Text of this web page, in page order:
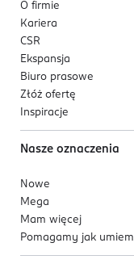
O firmie
Kariera
CSR
Ekspansja
Biuro prasowe
Złóż ofertę
Inspiracje
Nasze oznaczenia
Nowe
Mega
Mam więcej
Pomagamy jak